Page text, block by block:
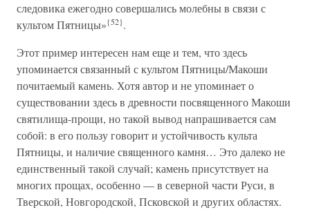
следовика ежегодно совершались молебны в связи с
культом Пятницы»{52}.
Этот пример интересен нам еще и тем, что здесь
упоминается связанный с культом Пятницы/Макоши
почитаемый камень. Хотя автор и не упоминает о
существовании здесь в древности посвященного Макоши
святилища-прощи, но такой вывод напрашивается сам
собой: в его пользу говорит и устойчивость культа
Пятницы, и наличие священного камня… Это далеко не
единственный такой случай; камень присутствует на
многих прощах, особенно — в северной части Руси, в
Тверской, Новгородской, Псковской и других областях.